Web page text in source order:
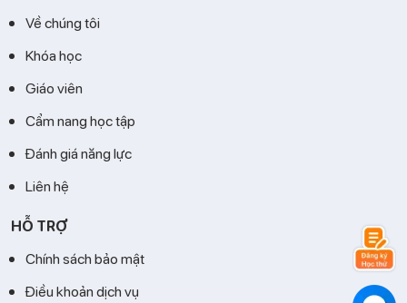
Về chúng tôi
Khóa học
Giáo viên
Cẩm nang học tập
Đánh giá năng lực
Liên hệ
HỖ TRỢ
Chính sách bảo mật
Điều khoản dịch vụ